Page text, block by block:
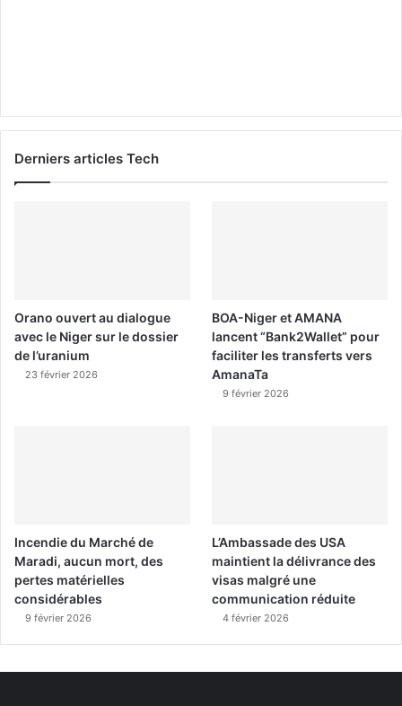
Derniers articles Tech
Orano ouvert au dialogue
avec le Niger sur le dossier
de l’uranium
23 février 2026
BOA-Niger et AMANA
lancent “Bank2Wallet” pour
faciliter les transferts vers
AmanaTa
9 février 2026
Incendie du Marché de
Maradi, aucun mort, des
pertes matérielles
considérables
9 février 2026
L’Ambassade des USA
maintient la délivrance des
visas malgré une
communication réduite
4 février 2026